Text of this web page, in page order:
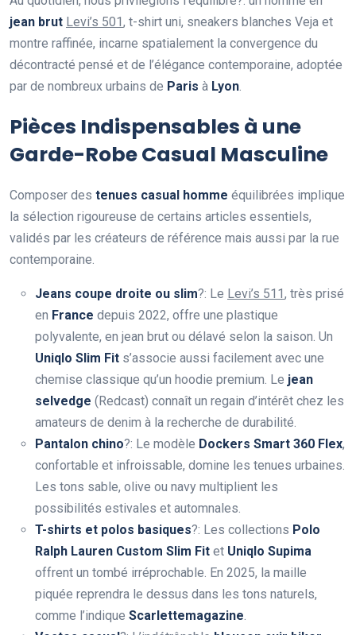
jean brut Levi’s 501 , t-shirt uni, sneakers blanches Veja et
montre raffinée, incarne spatialement la convergence du
décontracté pensé et de l’élégance contemporaine, adoptée
par de nombreux urbains de Paris à Lyon.
Pièces Indispensables à une
Garde-Robe Casual Masculine
Composer des tenues casual homme équilibrées implique
la sélection rigoureuse de certains articles essentiels,
validés par les créateurs de référence mais aussi par la rue
contemporaine.
Jeans coupe droite ou slim?: Le Levi’s 511 , très prisé
en France depuis 2022, offre une plastique
polyvalente, en jean brut ou délavé selon la saison. Un
Uniqlo Slim Fit s’associe aussi facilement avec une
chemise classique qu’un hoodie premium. Le jean
selvedge (Redcast) connaît un regain d’intérêt chez les
amateurs de denim à la recherche de durabilité.
Pantalon chino?: Le modèle Dockers Smart 360 Flex,
confortable et infroissable, domine les tenues urbaines.
Les tons sable, olive ou navy multiplient les
possibilités estivales et automnales.
T-shirts et polos basiques?: Les collections Polo
Ralph Lauren Custom Slim Fit et Uniqlo Supima
offrent un tombé irréprochable. En 2025, la maille
piquée reprendra le dessus dans les tons naturels,
comme l’indique Scarlettemagazine.